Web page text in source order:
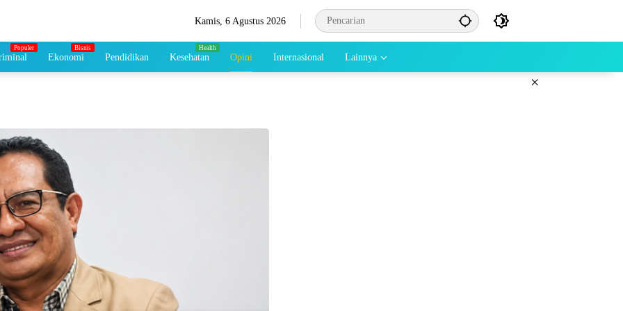
Kamis, 6 Agustus 2026
Ekonomi Pendidikan Kesehatan Opini Internasional Lainnya
×